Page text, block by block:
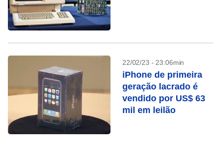
22/02/23 - 23:06min
iPhone de primeira
geração lacrado é
vendido por US$ 63
mil em leilão